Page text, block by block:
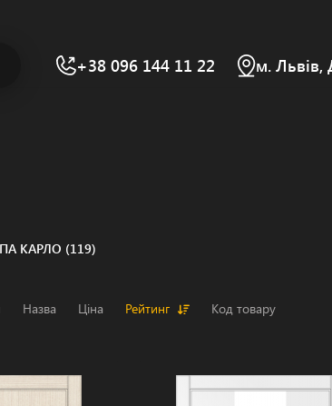
+38 096 144 11 22 м.
КАРЛО (119)
Назва Ціна Рейтинг Код товару